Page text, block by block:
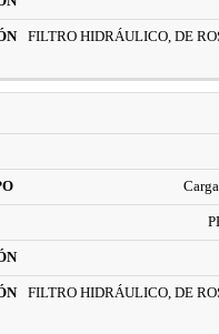
FILTRO HIDRÁULICO, DE
FILTRO HIDRÁULICO, DE